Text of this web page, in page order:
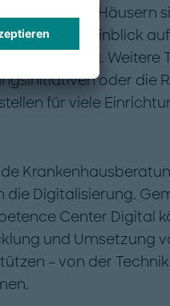
in den Häusern
anderem im Hinblick
Bedeutung. Weitere
oder die
für viele
Digitalisierung.
Center Digital
und Umsetzung
– von der